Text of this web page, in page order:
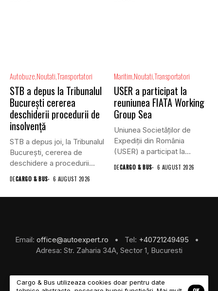
Autobuze NoutatiTransportatori
STB a depus la Tribunalul
București cererea
deschiderii procedurii de
insolvență
STB a depus joi, la Tribunalul
Bucureşti, cererea de
deschidere a procedurii...
DECARGO & BUS 6 AUGUST 2026
Maritim NoutatiTransportatori
USER a participat la
reuniunea FIATA Working
Group Sea
Uniunea Societăților de
Expediții din România
(USER) a participat la
reuniunea online...
DECARGO & BUS 6 AUGUST 2026
Email: office@autoexpert.ro • Tel: +40721249495
•
Adresa: Str. Zaharia 34A, Sector 1, Bucuresti
Cargo & Bus utilizeaza cookies doar pentru date